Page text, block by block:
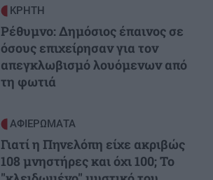
ΚΡΗΤΗ
Ρέθυμνο: Δημόσιος έπαινος σε
όσους επιχείρησαν για τον
απεγκλωβισμό λουόμενων από
τη φωτιά
ΑΦΙΕΡΩΜΑΤΑ
Γιατί η Πηνελόπη είχε ακριβώς
108 μνηστήρες και όχι 100; Το